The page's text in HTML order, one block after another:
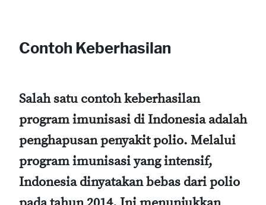
Contoh Keberhasilan
Salah satu contoh keberhasilan
program imunisasi di Indonesia adalah
penghapusan penyakit polio. Melalui
program imunisasi yang intensif,
Indonesia dinyatakan bebas dari polio